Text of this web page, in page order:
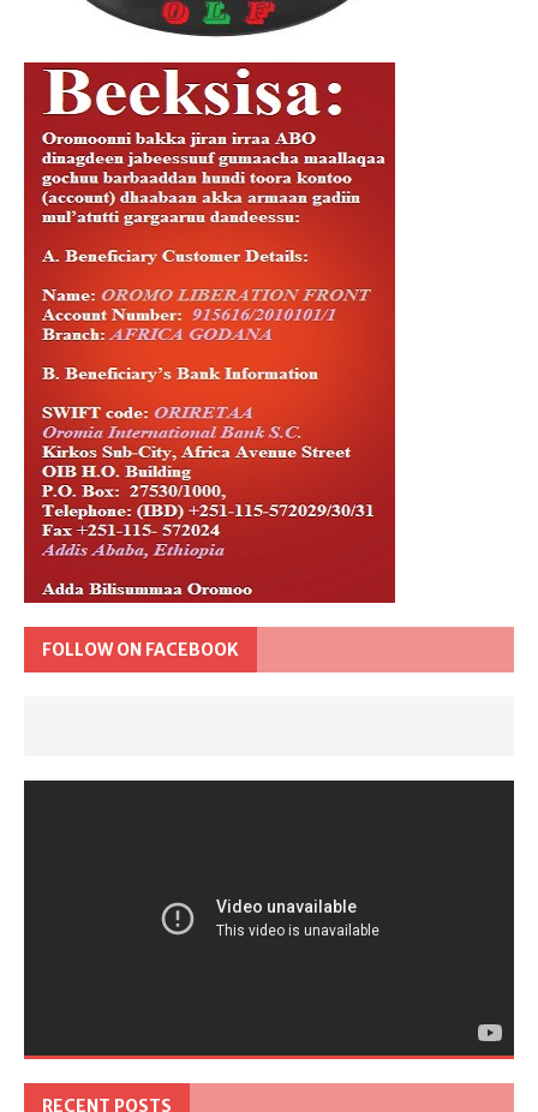
FOLLOW ON FACEBOOK
RECENT POSTS